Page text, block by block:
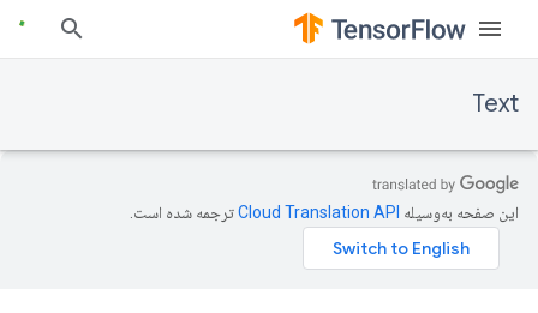
Text
این صفحه به‌وسیله ترجمه شده است.